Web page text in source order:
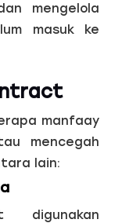
mengelola
masuk ke
manfaay
mencegah
lain:
digunakan